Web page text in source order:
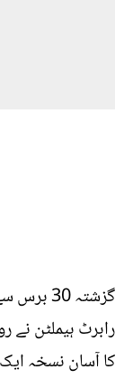
گزشتہ
رابرٹ ہیملٹن نے
کا آسان نسخہ